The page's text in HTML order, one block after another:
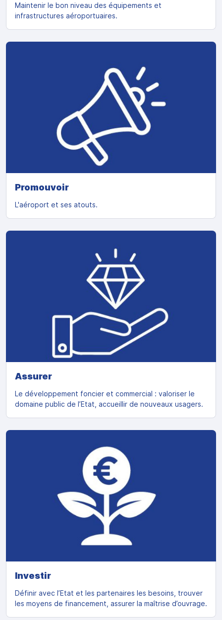
Maintenir le bon niveau des équipements et
infrastructures aéroportuaires.
Promouvoir
L'aéroport et ses atouts.
Assurer
Le développement foncier et commercial : valoriser le
domaine public de l’Etat, accueillir de nouveaux usagers.
Investir
Définir avec l’Etat et les partenaires les besoins, trouver
les moyens de financement, assurer la maîtrise d’ouvrage.